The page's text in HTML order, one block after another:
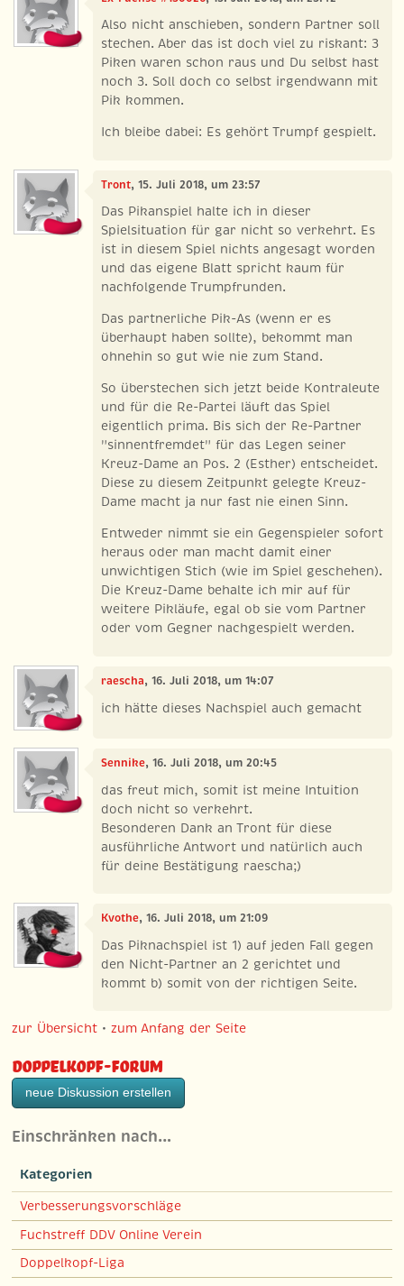
Also nicht anschieben, sondern Partner soll
stechen. Aber das ist doch viel zu riskant: 3
Piken waren schon raus und Du selbst hast
noch 3. Soll doch co selbst irgendwann mit
Pik kommen.
Ich bleibe dabei: Es gehört Trumpf gespielt.
Tront, 15. Juli 2018, um 23:57
Das Pikanspiel halte ich in dieser
Spielsituation für gar nicht so verkehrt. Es
ist in diesem Spiel nichts angesagt worden
und das eigene Blatt spricht kaum für
nachfolgende Trumpfrunden.
Das partnerliche Pik-As (wenn er es
überhaupt haben sollte), bekommt man
ohnehin so gut wie nie zum Stand.
So überstechen sich jetzt beide Kontraleute
und für die Re-Partei läuft das Spiel
eigentlich prima. Bis sich der Re-Partner
"sinnentfremdet" für das Legen seiner
Kreuz-Dame an Pos. 2 (Esther) entscheidet.
Diese zu diesem Zeitpunkt gelegte Kreuz-
Dame macht ja nur fast nie einen Sinn.
Entweder nimmt sie ein Gegenspieler sofort
heraus oder man macht damit einer
unwichtigen Stich (wie im Spiel geschehen).
Die Kreuz-Dame behalte ich mir auf für
weitere Pikläufe, egal ob sie vom Partner
oder vom Gegner nachgespielt werden.
raescha, 16. Juli 2018, um 14:07
ich hätte dieses Nachspiel auch gemacht
Sennike, 16. Juli 2018, um 20:45
das freut mich, somit ist meine Intuition
doch nicht so verkehrt.
Besonderen Dank an Tront für diese
ausführliche Antwort und natürlich auch
für deine Bestätigung raescha;)
Kvothe, 16. Juli 2018, um 21:09
Das Piknachspiel ist 1) auf jeden Fall gegen
den Nicht-Partner an 2 gerichtet und
kommt b) somit von der richtigen Seite.
zur Übersicht •zum Anfang der Seite
Doppelkopf-Forum
neue Diskussion erstellen
Einschränken nach…
Kategorien
Verbesserungsvorschläge
Fuchstreff DDV Online Verein
Doppelkopf-Liga